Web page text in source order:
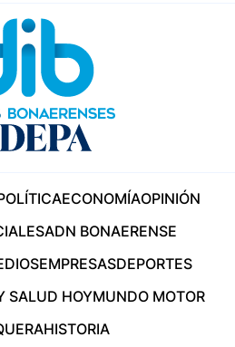
ECONOMÍAOPINIÓN
ADN BONAERENSE
EMPRESASDEPORTES
SALUD HOYMUNDO MOTOR
HISTORIA